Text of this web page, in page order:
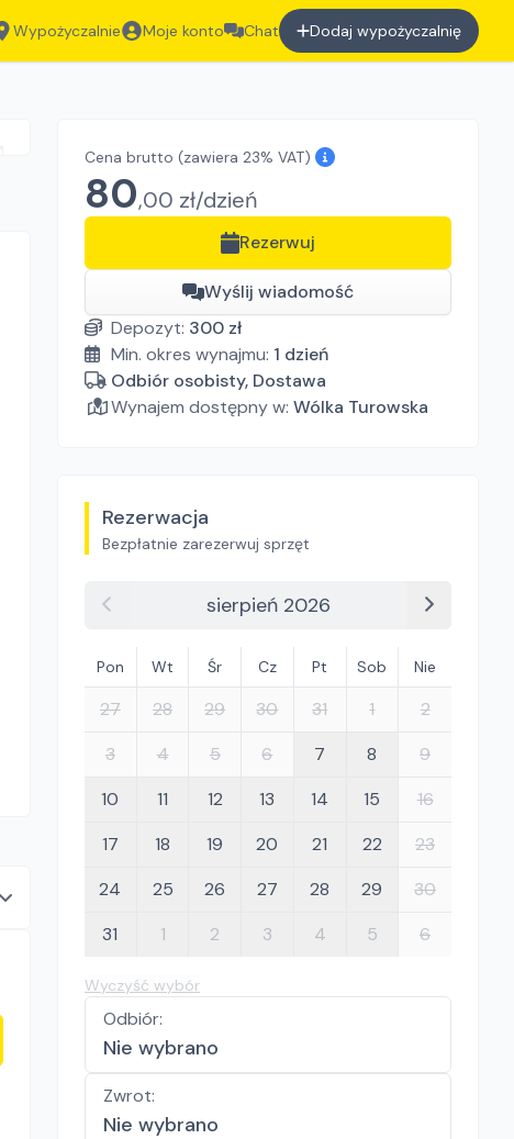
Wypożyczalnie Moje konto Chat Dodaj wypożyczalnię
Cena brutto (zawiera 23% VAT)
80,00 zł/dzień
Rezerwuj
Wyślij wiadomość
Depozyt: 300 zł
Min. okres wynajmu: 1 dzień
Odbiór osobisty, Dostawa
Wynajem dostępny w: Wólka Turowska
Rezerwacja
Bezpłatnie zarezerwuj sprzęt
sierpień 2026
Pon Wt Śr Cz Pt Sob Nie
27 28 29 30 31 1
2
3
4 5 6 7 8
9
10
11 12 13 14 15
16
17
18 19 20 21 22
23
24
25 26 27 28 29
30
31
1 2 3 4 5 6
Wyczyść wybór
Odbiór:
Nie wybrano
Zwrot:
Nie wybrano